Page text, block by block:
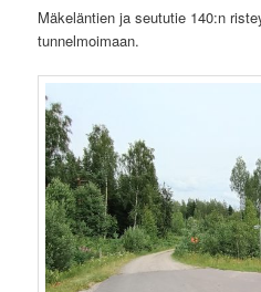
Mäkeläntien ja seututie 140:n
tunnelmoimaan.